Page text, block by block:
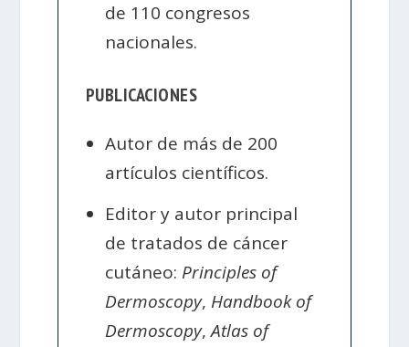
de 110 congresos
nacionales.
PUBLICACIONES
Autor de más de 200
artículos científicos.
Editor y autor principal
de tratados de cáncer
cutáneo: Principles of
Dermoscopy, Handbook of
Dermoscopy,Atlas of